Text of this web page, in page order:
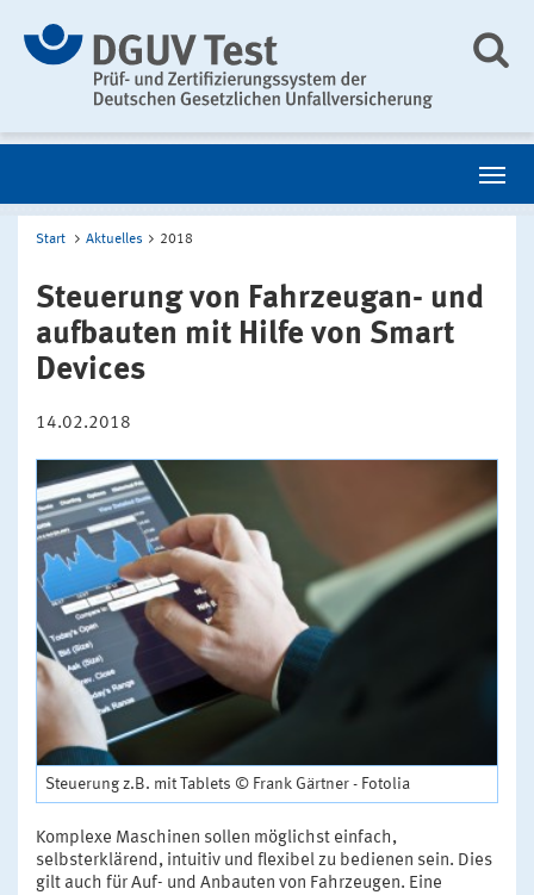
Start Aktuelles 2018
Steuerung von Fahrzeugan- und
aufbauten mit Hilfe von Smart
Devices
14.02.2018
Steuerung z.B. mit Tablets © Frank Gärtner - Fotolia
Komplexe Maschinen sollen möglichst einfach,
selbsterklärend, intuitiv und flexibel zu bedienen sein. Dies
gilt auch für Auf- und Anbauten von Fahrzeugen. Eine